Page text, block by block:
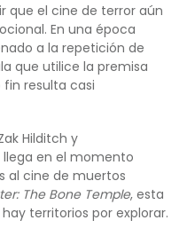
que el cine de terror aún
En una época
a la repetición de
que utilice la premisa
resulta casi
Hilditch y
llega en el momento
al cine de muertos
The Bone Temple, esta
territorios por explorar.